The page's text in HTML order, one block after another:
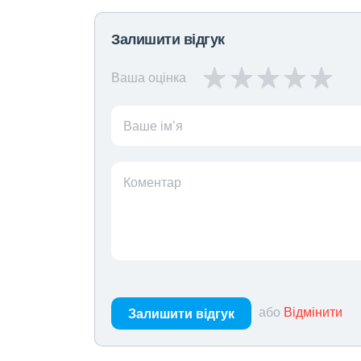
Залишити відгук
Ваша оцінка
Ваше ім’я
Коментар
Залишити відгук або Відмінити